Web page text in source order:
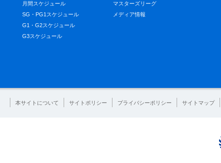
月間スケジュール
SG・PG1スケジュール
G1・G2スケジュール
G3スケジュール
マスターズリーグ
メディア情報
本サイトについて サイトポリシー プライバシーポリシー サイトマップ